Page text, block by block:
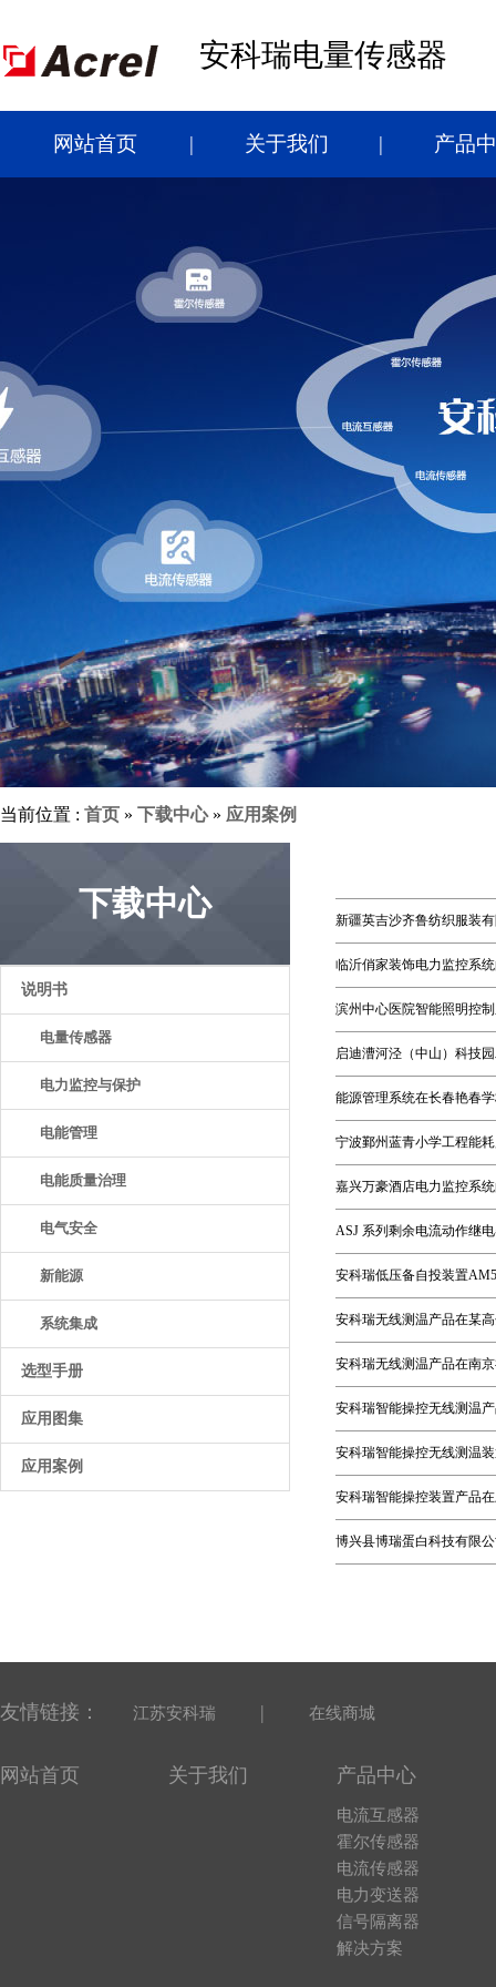
安科瑞电量传感器
网站首页 关于我们 产品
当前位置 : 首页 » 下载中心» 应用案例
下载中心
说明书
电量传感器
电力监控与保护
电能管理
电能质量治理
电气安全
新能源
系统集成
选型手册
应用图集
应用案例
新疆英吉沙齐鲁纺织服装
临沂俏家装饰电力监控系
滨州中心医院智能照明控
启迪漕河泾（中山）科技
能源管理系统在长春艳春
宁波鄞州蓝青小学工程能
嘉兴万豪酒店电力监控系
ASJ 系列剩余电流动作继
安科瑞低压备自投装置
安科瑞无线测温产品在某
安科瑞无线测温产品在南
安科瑞智能操控无线测温
安科瑞智能操控无线测温
安科瑞智能操控装置产品
博兴县博瑞蛋白科技有限
友情链接： 江苏安科瑞 | 在线商城
网站首页 关于我们 产品中心
电流互感器
霍尔传感器
电流传感器
电力变送器
信号隔离器
解决方案